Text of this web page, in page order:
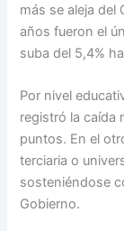
más se aleja del
años fueron el
suba del 5,4%
Por nivel
registró la caída
puntos. En el
terciaria o
sosteniéndose
Gobierno.